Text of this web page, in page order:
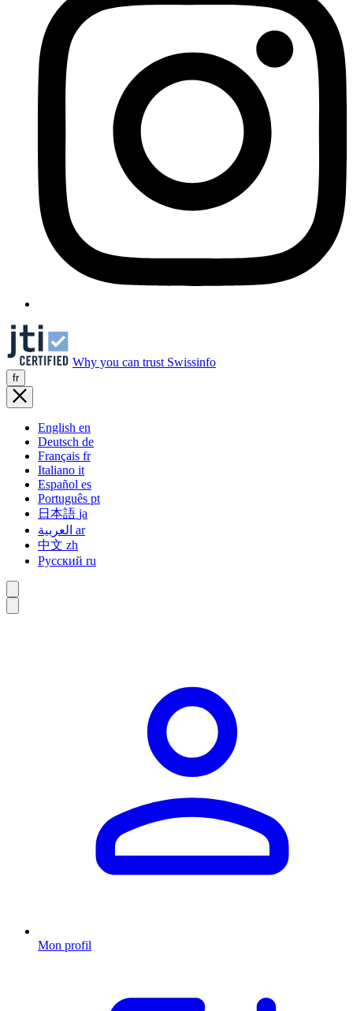
Why you can trust Swissinfo
fr
English en
Deutsch de
Français fr
Italiano it
Español es
Português pt
日本語 ja
ar
中文 zh
Русский ru
Mon profil